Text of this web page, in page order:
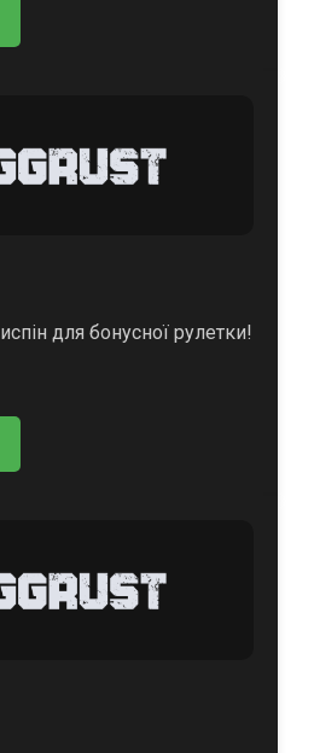
для бонусної рулетки!